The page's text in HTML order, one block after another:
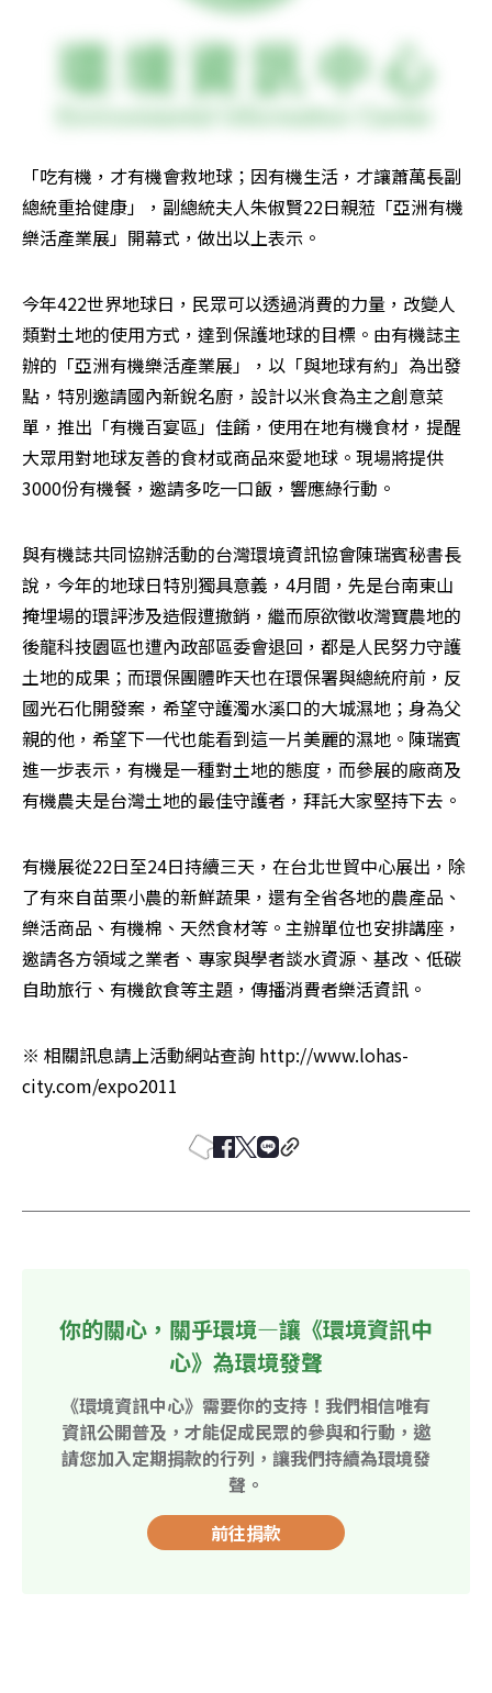
「吃有機，才有機會救地球；因有機生活，才讓蕭萬長副
總統重拾健康」，副總統夫人朱俶賢22日親蒞「亞洲有機
樂活產業展」開幕式，做出以上表示。
今年422世界地球日，民眾可以透過消費的力量，改變人
類對土地的使用方式，達到保護地球的目標。由有機誌主
辦的「亞洲有機樂活產業展」，以「與地球有約」為出發
點，特別邀請國內新銳名廚，設計以米食為主之創意菜
單，推出「有機百宴區」佳餚，使用在地有機食材，提醒
大眾用對地球友善的食材或商品來愛地球。現場將提供
3000份有機餐，邀請多吃一口飯，響應綠行動。
與有機誌共同協辦活動的台灣環境資訊協會陳瑞賓秘書長
說，今年的地球日特別獨具意義，4月間，先是台南東山
掩埋場的環評涉及造假遭撤銷，繼而原欲徵收灣寶農地的
後龍科技園區也遭內政部區委會退回，都是人民努力守護
土地的成果；而環保團體昨天也在環保署與總統府前，反
國光石化開發案，希望守護濁水溪口的大城濕地；身為父
親的他，希望下一代也能看到這一片美麗的濕地。陳瑞賓
進一步表示，有機是一種對土地的態度，而參展的廠商及
有機農夫是台灣土地的最佳守護者，拜託大家堅持下去。
有機展從22日至24日持續三天，在台北世貿中心展出，除
了有來自苗栗小農的新鮮蔬果，還有全省各地的農產品、
樂活商品、有機棉、天然食材等。主辦單位也安排講座，
邀請各方領域之業者、專家與學者談水資源、基改、低碳
自助旅行、有機飲食等主題，傳播消費者樂活資訊。
※ 相關訊息請上活動網站查詢 http://www.lohas-
city.com/expo2011
你的關心，關乎環境—讓《環境資訊中
心》為環境發聲
《環境資訊中心》需要你的支持！我們相信唯有
資訊公開普及，才能促成民眾的參與和行動，邀
請您加入定期捐款的行列，讓我們持續為環境發
聲。
前往捐款